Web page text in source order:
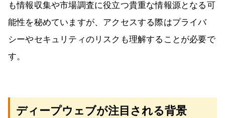
も情報収集や市場調査に役立つ貴重な情報源となる可
能性を秘めていますが、アクセスする際はプライバ
シーやセキュリティのリスクも理解することが必要で
す。
ディープウェブが注目される背景